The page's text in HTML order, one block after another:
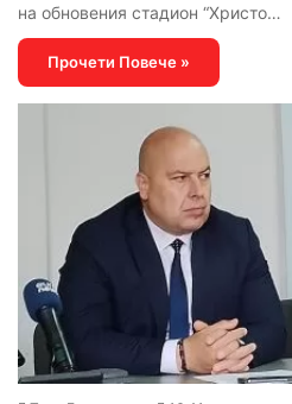
на обновения стадион “Христо…
Прочети Повече »